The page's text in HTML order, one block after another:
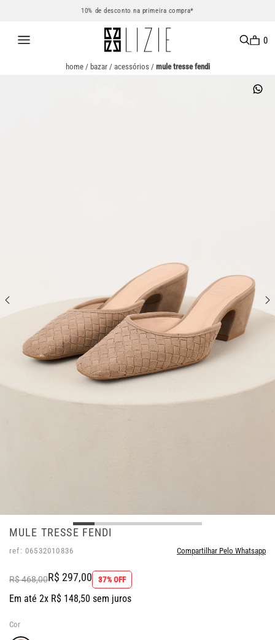
10% de desconto na primeira compra*
0
home/ bazar/ acessórios/ mule tresse fendi
MULE TRESSE FENDI
ref: 06532010836 Compartilhar Pelo Whatsapp
R$ 468,00R$ 297,00 37% OFF
Em até 2x R$ 148,50 sem juros
Cor